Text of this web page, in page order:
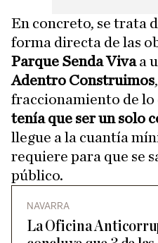
En concreto, se trata
forma directa de las
Parque Senda Vivaa
Adentro Construimos
fraccionamiento de lo
tenía que ser un solo
llegue a la cuantía
requiere para que se
público.
NAVARRA
La Oficina